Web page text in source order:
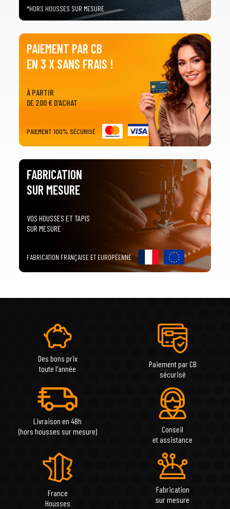
*HORS HOUSSES SUR MESURE
PAIEMENT PAR CB
EN 3 X SANS FRAIS !
À PARTIR
DE 200 € D'ACHAT
PAIEMENT 100% SÉCURISÉ
FABRICATION
SUR MESURE
VOS HOUSSES ET TAPIS
SUR MESURE
FABRICATION FRANÇAISE ET EUROPÉENNE
Des bons prix
toute l'année
Paiement par CB
sécurisé
Livraison en 48h
(hors housses sur mesure)
Conseil
et assistance
France
Housses
Fabrication
sur mesure